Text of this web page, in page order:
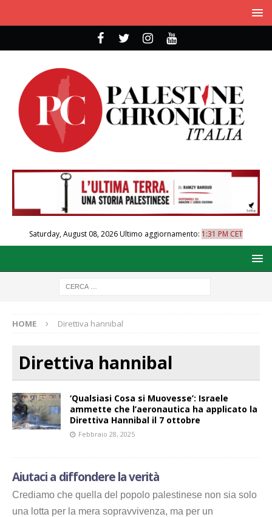
Saturday, August 08, 2026Ultimo aggiornamento: 1:31 PM CET
HOME Direttiva hannibal
Direttiva hannibal
‘Qualsiasi Cosa si Muovesse’: Israele
ammette che l’aeronautica ha applicato la
Direttiva Hannibal il 7 ottobre
Febbraio 28, 2025
Aiutaci a diffondere la verità
Crediamo che quella del popolo palestinese non sia solo
una lotta per la mera sopravvivenza, ma per un